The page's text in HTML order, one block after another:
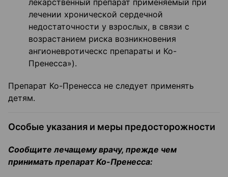
лекарственный препарат применяемый при
лечении хронической сердечной
недостаточности у взрослых, в связи с
возрастанием риска возникновения
ангионевротическс препараты и Ко-
Пренесса»).
Препарат Ко-Пренесса не следует применять
детям.
Особые указания и меры предосторожности
Сообщите лечащему врачу, прежде чем
принимать препарат Ко-Пренесса: